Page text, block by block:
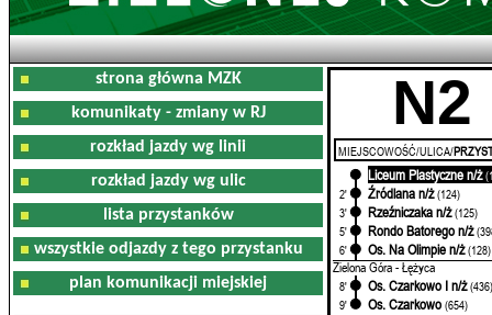
strona główna MZK
komunikaty - zmiany w RJ
rozkład jazdy wg linii
rozkład jazdy wg ulic
lista przystanków
wszystkie odjazdy z tego przystanku
plan komunikacji miejskiej
N2
MIEJSCOWOŚĆ/ULICA/
Liceum Plastyczne n/ż
2'
Źródlana n/ż (124)
3'
Rzeźniczaka n/ż (125)
5'
Rondo Batorego n/ż
6'
Os. Na Olimpie n/ż (128)
Zielona Góra - Łężyca
8' Os. Czarkowo I n/ż
9'
Os. Czarkowo (654)